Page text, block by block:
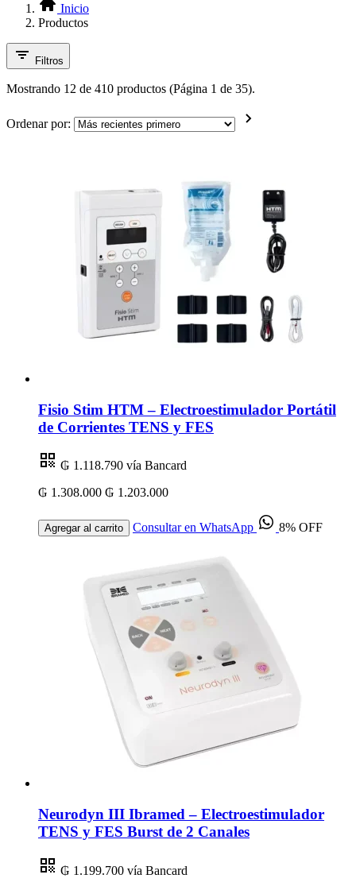
Inicio
Productos
Filtros
Mostrando 12 de 410 productos (Página 1 de 35).
Ordenar por:
Fisio Stim HTM – Electroestimulador Portátil
de Corrientes TENS y FES
₲ 1.118.790 vía Bancard
₲ 1.308.000 ₲ 1.203.000
Agregar al carrito Consultar en WhatsApp 8% OFF
Neurodyn III Ibramed – Electroestimulador
TENS y FES Burst de 2 Canales
₲ 1.199.700 vía Bancard